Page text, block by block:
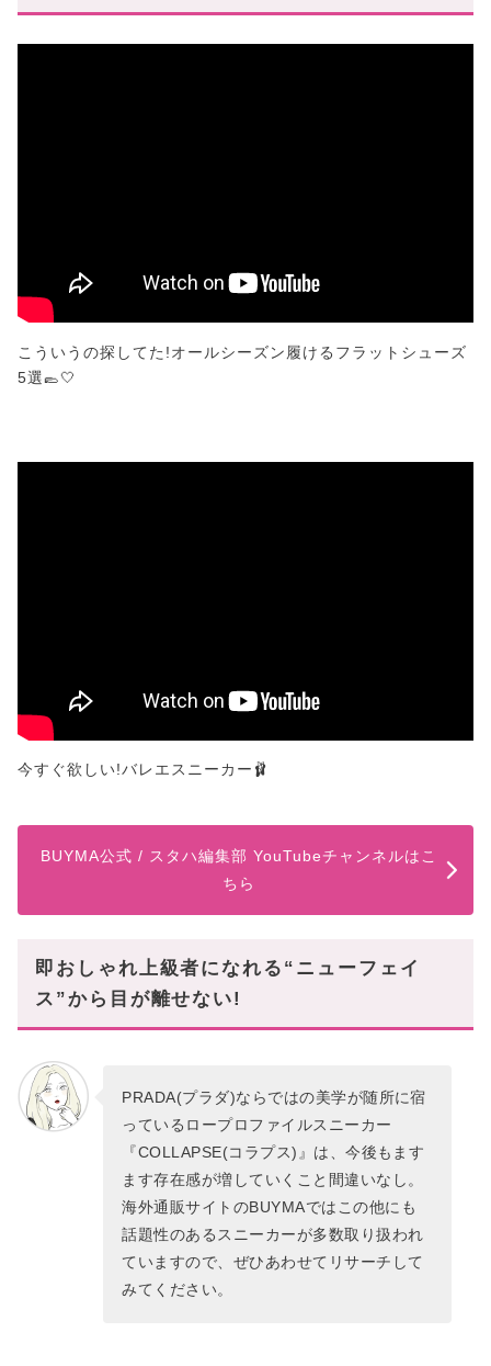
こういうの探してた!オールシーズン履けるフラットシューズ
5選🥿🤍
今すぐ欲しい!バレエスニーカー🩰
BUYMA公式 / スタハ編集部 YouTubeチャンネルはこ
ちら
即おしゃれ上級者になれる“ニューフェイ
ス”から目が離せない!
PRADA(プラダ)ならではの美学が随所に宿
っているロープロファイルスニーカー
『COLLAPSE(コラプス)』は、今後もます
ます存在感が増していくこと間違いなし。
海外通販サイトのBUYMAではこの他にも
話題性のあるスニーカーが多数取り扱われ
ていますので、ぜひあわせてリサーチして
みてください。